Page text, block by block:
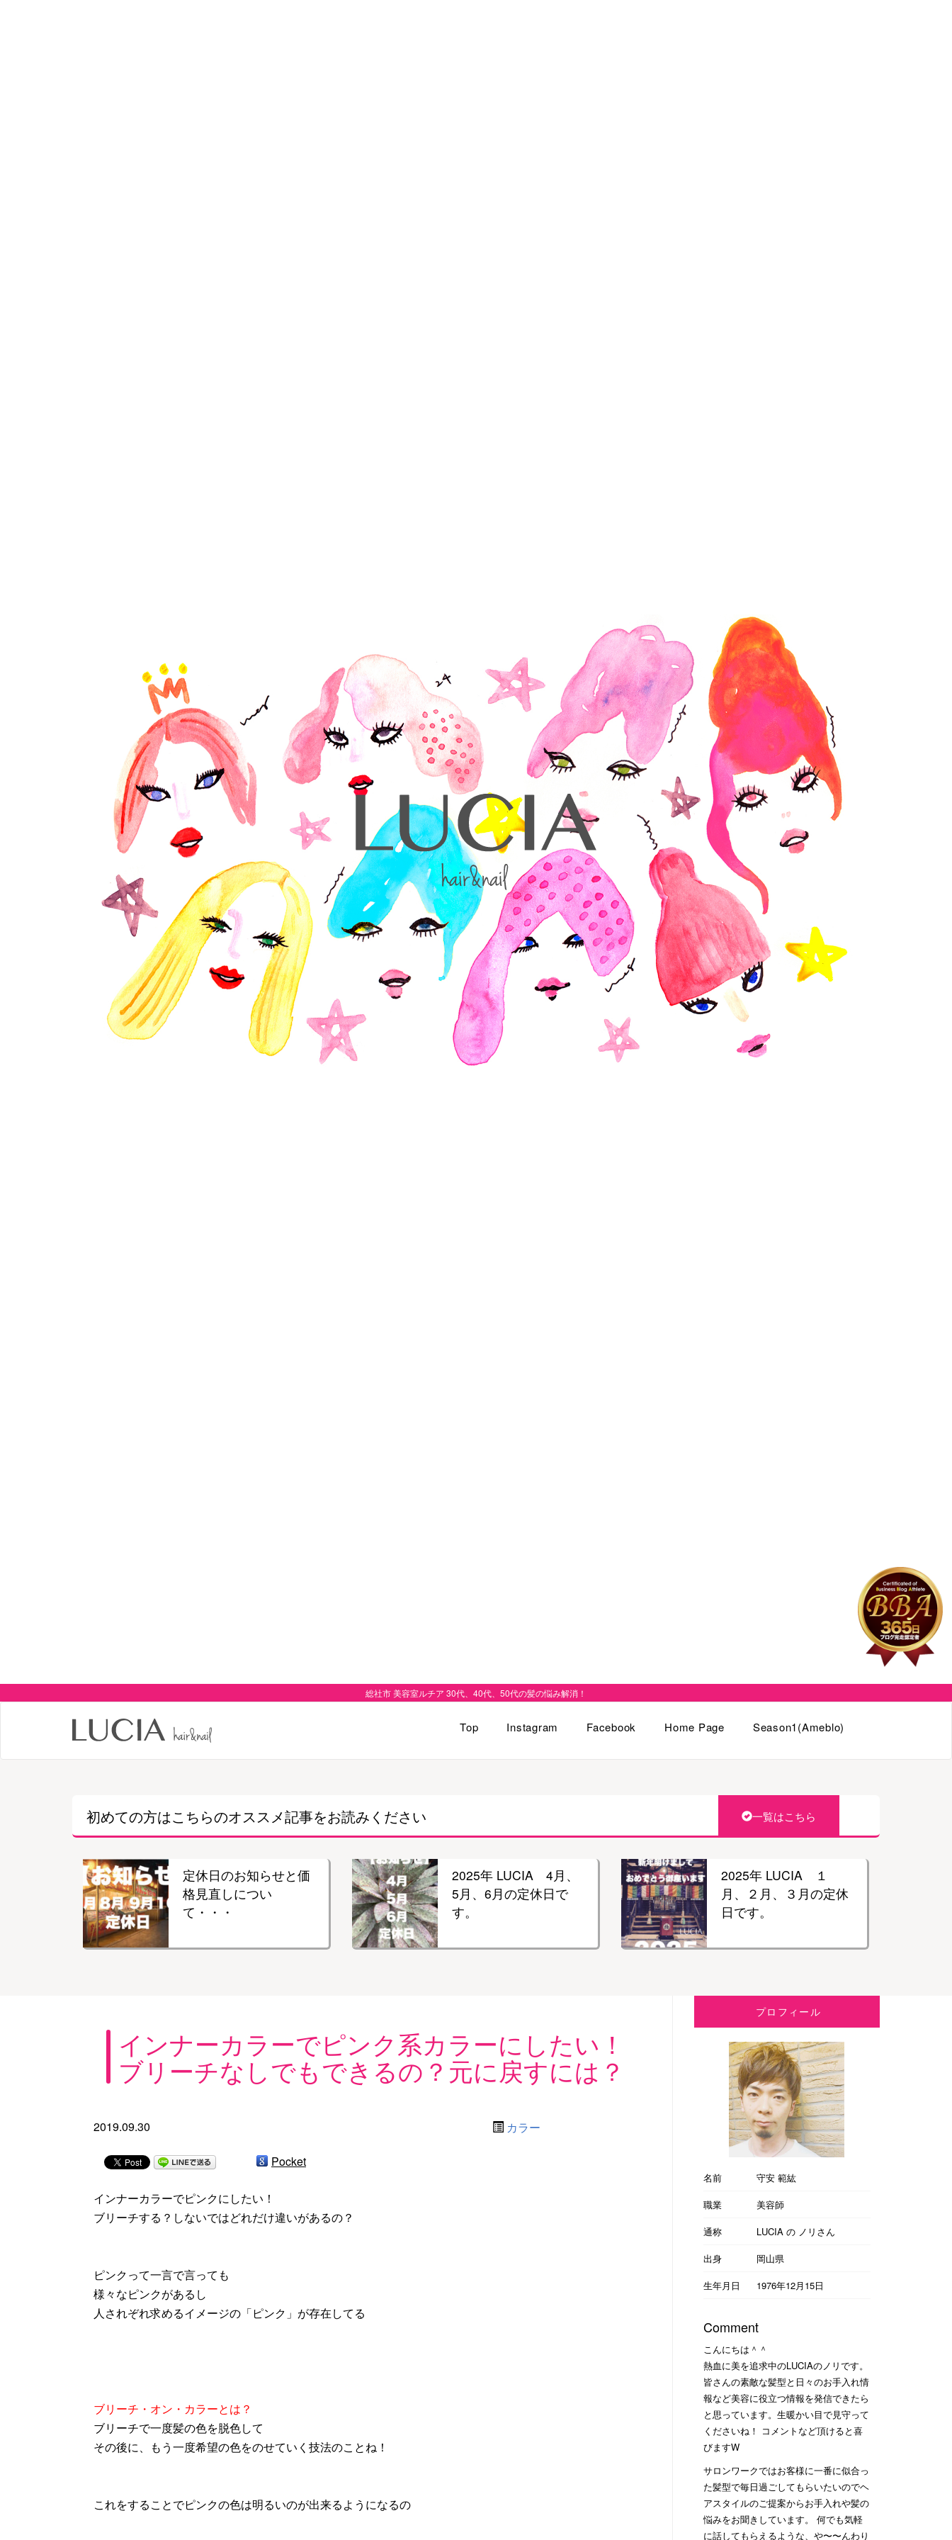
総社市 美容室ルチア 30代、40代、50代の髪の悩み解消！
Top Instagram Facebook Home Page Season1(Ameblo)
初めての方はこちらのオススメ記事をお読みください 一覧はこちら
定休日のお知らせと価
格見直しについ
て・・・
2025年 LUCIA 4月、
5月、6月の定休日で
す。
2025年 LUCIA １
月、２月、３月の定休
日です。
インナーカラーでピンク系カラーにしたい！
ブリーチなしでもできるの？元に戻すには？
2019.09.30 カラー
Pocket
インナーカラーでピンクにしたい！
ブリーチする？しないではどれだけ違いがあるの？
ピンクって一言で言っても
様々なピンクがあるし
人されぞれ求めるイメージの「ピンク」が存在してる
ブリーチ・オン・カラーとは？
ブリーチで一度髪の色を脱色して
その後に、もう一度希望の色をのせていく技法のことね！
これをすることでピンクの色は明るいのが出来るようになるの
プロフィール
名前
守安 範紘
職業
美容師
通称
LUCIA の ノリさん
出身
岡山県
生年月日
1976年12月15日
Comment
こんにちは＾＾
熱血に美を追求中のLUCIAのノリです。
皆さんの素敵な髪型と日々のお手入れ情
報など美容に役立つ情報を発信できたら
と思っています。生暖かい目で見守って
くださいね！ コメントなど頂けると喜
びますW
サロンワークではお客様に一番に似合っ
た髪型で毎日過ごしてもらいたいのでヘ
アスタイルのご提案からお手入れや髪の
悩みをお聞きしています。 何でも気軽
に話してもらえるような、や〜〜んわり